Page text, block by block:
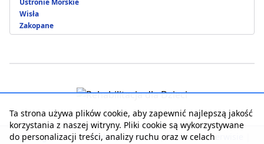
Ustronie Morskie
Wisła
Zakopane
Strona główna | Kontakt z serwisem | Reklama w serwisie
Ta strona używa plików cookie, aby zapewnić najlepszą jakość
korzystania z naszej witryny. Pliki cookie są wykorzystywane
do personalizacji treści, analizy ruchu oraz w celach